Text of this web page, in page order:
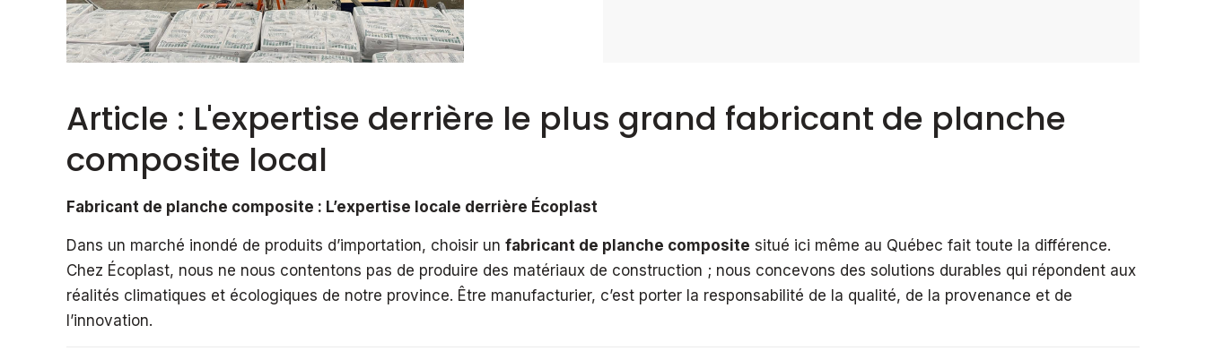
Article : L'expertise derrière le plus grand fabricant de planche
composite local
Fabricant de planche composite : L’expertise locale derrière Écoplast
Dans un marché inondé de produits d’importation, choisir un fabricant de planche composite situé ici même au Québec fait toute la différence.
Chez Écoplast, nous ne nous contentons pas de produire des matériaux de construction ; nous concevons des solutions durables qui répondent aux
réalités climatiques et écologiques de notre province. Être manufacturier, c’est porter la responsabilité de la qualité, de la provenance et de
l’innovation.